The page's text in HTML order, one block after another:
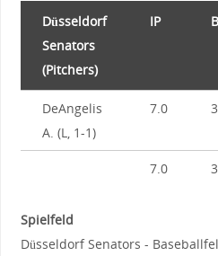
Düsseldorf
Senators
(Pitchers)
IP
DeAngelis
A. (L, 1-1)
7.0
7.0
Spielfeld
Düsseldorf Senators -